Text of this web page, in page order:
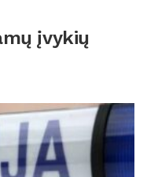
įvykių